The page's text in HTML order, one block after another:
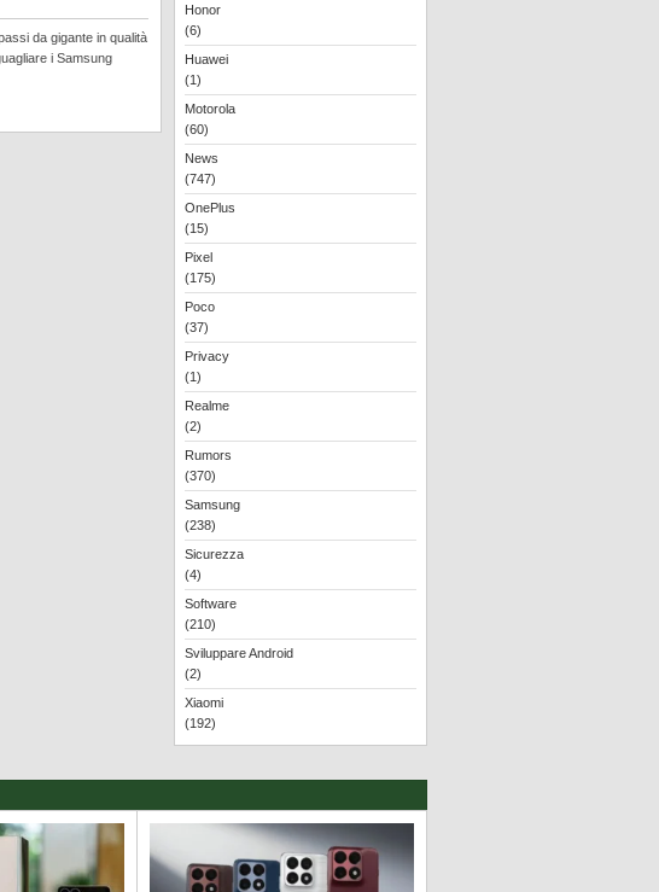
da gigante in qualità
i Samsung
Honor
(6)
Huawei
(1)
Motorola
(60)
News
(747)
OnePlus
(15)
Pixel
(175)
Poco
(37)
Privacy
(1)
Realme
(2)
Rumors
(370)
Samsung
(238)
Sicurezza
(4)
Software
(210)
Sviluppare Android
(2)
Xiaomi
(192)